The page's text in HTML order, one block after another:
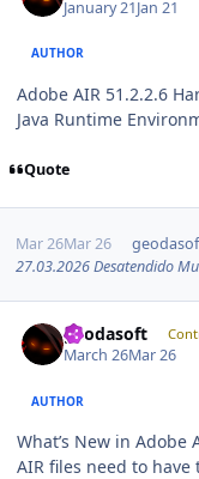
January 21Jan 21
AUTHOR
Adobe AIR 51.2.2.6
Java Runtime
Quote
Mar 26Mar 26
27.03.2026 Desatendido
geodasoft
March 26Mar 26
AUTHOR
What’s New in Adobe
AIR files need to